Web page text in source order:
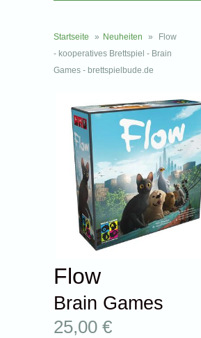
Startseite » Neuheiten »
Flow
- kooperatives Brettspiel - Brain
Games - brettspielbude.de
Flow
Brain Games
25,00 €